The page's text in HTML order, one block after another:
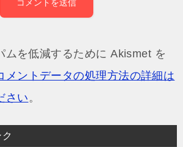
ムを低減するために Akismet を
メントデータの処理方法の詳細は
さい。